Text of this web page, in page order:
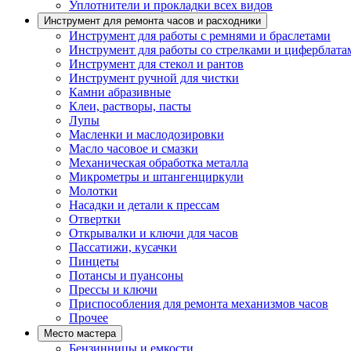
Уплотнители и прокладки всех видов
Инструмент для ремонта часов и расходники
Инструмент для работы с ремнями и браслетами
Инструмент для работы со стрелками и
Инструмент для стекол и рантов
Инструмент ручной для чистки
Камни абразивные
Клеи, растворы, пасты
Лупы
Масленки и маслодозировки
Масло часовое и смазки
Механическая обработка металла
Микрометры и штангенциркули
Молотки
Насадки и детали к прессам
Отвертки
Открывалки и ключи для часов
Пассатижи, кусачки
Пинцеты
Потансы и пуансоны
Прессы и ключи
Приспособления для ремонта механизмов часов
Прочее
Место мастера
Бензинницы и емкости